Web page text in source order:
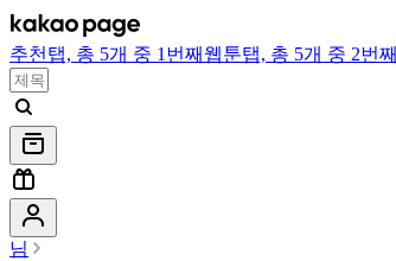
추천 탭, 총 5개 중 1번째 웹툰탭, 총 5개 중 2번째
님